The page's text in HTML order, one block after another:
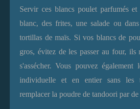
Servir ces blancs poulet parfumés
blanc, des frites, une salade ou
tortillas de maïs. Si vos blancs de
gros, évitez de les passer au four, ils
s'assécher. Vous pouvez
individuelle et en entier sans les
remplacer la poudre de tandoori par de